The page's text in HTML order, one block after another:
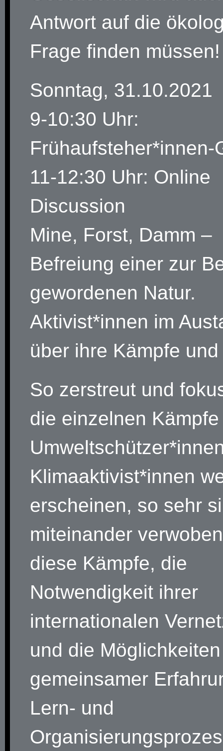
Antwort auf die
Frage finden müssen!
Sonntag, 31.10.2021
9-10:30 Uhr:
Frühaufsteher*innen-
11-12:30 Uhr: Online
Discussion
Mine, Forst, Damm –
Befreiung einer zur
gewordenen Natur.
Aktivist*innen im
über ihre Kämpfe
So zerstreut und
die einzelnen
Klimaaktivist*innen
erscheinen, so sehr
miteinander
diese Kämpfe, die
Notwendigkeit ihrer
internationalen
und die Möglichkeiten
gemeinsamer
Lern- und